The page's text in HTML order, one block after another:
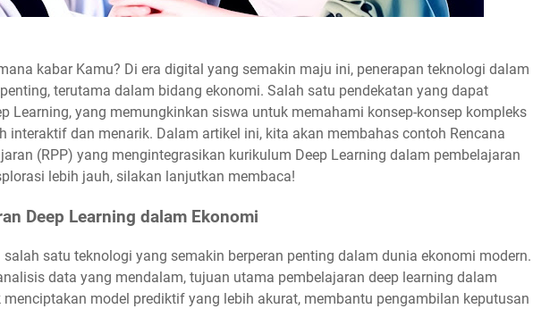
kabar Kamu? Di era digital yang semakin maju ini, penerapan teknologi dalam
terutama dalam bidang ekonomi. Salah satu pendekatan yang dapat
Learning, yang memungkinkan siswa untuk memahami konsep-konsep kompleks
interaktif dan menarik. Dalam artikel ini, kita akan membahas contoh Rencana
(RPP) yang mengintegrasikan kurikulum Deep Learning dalam pembelajaran
lebih jauh, silakan lanjutkan membaca!
Deep Learning dalam Ekonomi
salah satu teknologi yang semakin berperan penting dalam dunia ekonomi modern.
data yang mendalam, tujuan utama pembelajaran deep learning dalam
model prediktif yang lebih akurat, membantu pengambilan keputusan